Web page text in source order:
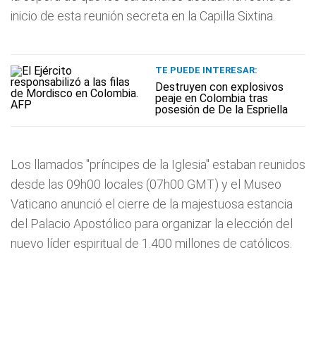
inicio de esta reunión secreta en la Capilla Sixtina.
TE PUEDE INTERESAR:
Destruyen con explosivos
peaje en Colombia tras
posesión de De la Espriella
Los llamados "príncipes de la Iglesia" estaban reunidos
desde las 09h00 locales (07h00 GMT) y el Museo
Vaticano anunció el cierre de la majestuosa estancia
del Palacio Apostólico para organizar la elección del
nuevo líder espiritual de 1.400 millones de católicos.